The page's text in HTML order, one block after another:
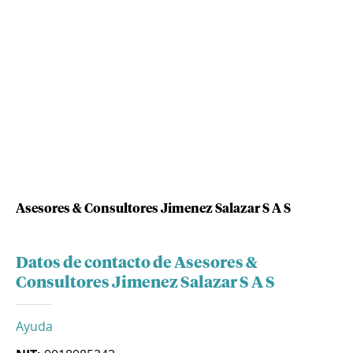
Asesores & Consultores Jimenez Salazar S A S
Datos de contacto de Asesores &
Consultores Jimenez Salazar S A S
Ayuda